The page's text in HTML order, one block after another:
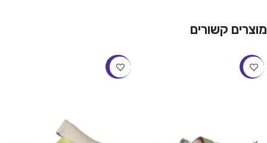
מוצרים קשורים
-22%
-23%